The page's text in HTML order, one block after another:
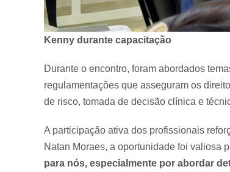
Kenny durante capacitação
Durante o encontro, foram abordados
regulamentações que asseguram os
de risco, tomada de decisão clínica e
A participação ativa dos profissionais
Natan Moraes, a oportunidade foi valiosa
para nós, especialmente por abordar